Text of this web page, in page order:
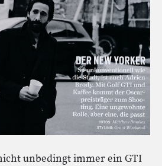
unbedingt immer ein GTI